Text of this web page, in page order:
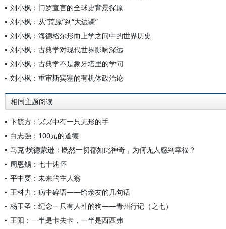
刘小枫：门罗宣言的全球史背景探原
刘小枫：从“荒原”到“大边疆”
刘小枫：海德格尔形而上学之问中的世界历史
刘小枫：古典学对现代世界影响深远
刘小枫：古典学不是象牙塔里的学问
刘小枫：重审斯宾塞的有机体政治论
相同主题阅读
卞毓方：冥冥中有一只无形的手
白志强：100元的道德
马克·埃德蒙逊：既然一切都如此神奇，为何无人感到幸福？
周恩锡：七十述怀
平中要：未来的主人翁
王科力：病中碎语——给亲友的几句话
杨玉圣：纪念一只有人性的狗——青州行记（之七）
王阳：一半是卡夫卡，一半是西西弗